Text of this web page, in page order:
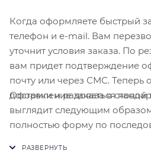
Когда оформляете быстрый
телефон и e-mail. Вам
уточнит условия заказа. По
вам придет подтверждение
почту или через СМС. Теперь
доставки и радоваться новой
Оформление заказа в
выглядит следующим
полностью форму по